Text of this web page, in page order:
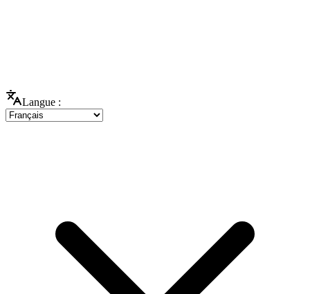
Langue :